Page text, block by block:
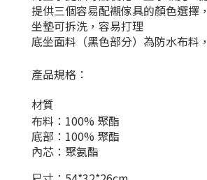
提供三個容易配襯傢具的顏色選擇
坐墊可拆洗，容易打理
底坐面料（黑色部分）為防水布料
產品規格：
材質
布料：100% 聚酯
底部：100% 聚酯
內芯：聚氨酯